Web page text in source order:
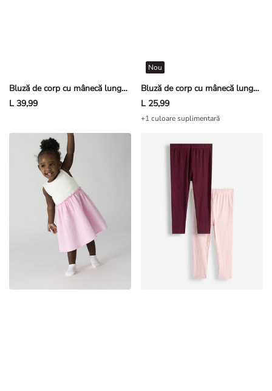
Bluză de corp cu mânecă lungă - Cositorit
L 39,99
Bluză de corp cu mânecă lungă - pachet de 2
Nou
L 25,99
+1 culoare suplimentară